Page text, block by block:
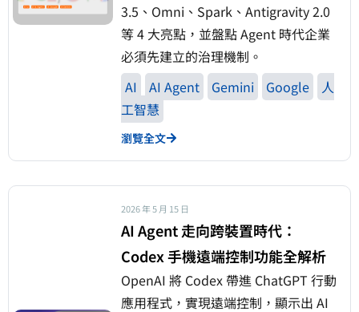
3.5、Omni、Spark、Antigravity 2.0
等 4 大亮點，並盤點 Agent 時代企業
必須先建立的治理機制。
AI
AI Agent Gemini Google
人
工智慧
瀏覽全文
2026 年 5 月 15 日
AI Agent 走向跨裝置時代：
Codex 手機遠端控制功能全解析
OpenAI 將 Codex 帶進 ChatGPT 行動
應用程式，實現遠端控制，顯示出 AI